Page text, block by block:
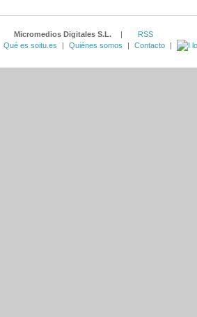
Micromedios Digitales S.L. |
RSS
Qué es soitu.es
| Quiénes somos | Contacto |